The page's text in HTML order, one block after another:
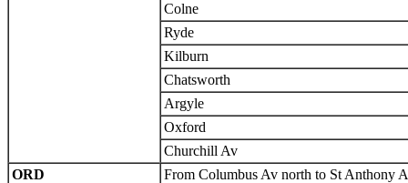
Colne
Ryde
Kilburn
Chatsworth
Argyle
Oxford
Churchill Av
ORD
From Columbus Av north to St Anthony